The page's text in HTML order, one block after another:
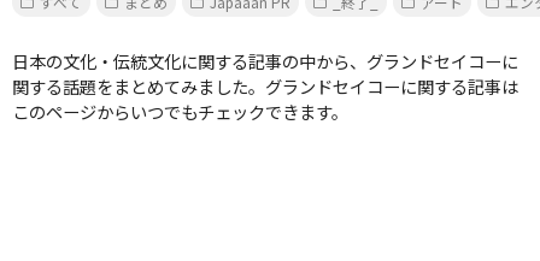
日本の文化・伝統文化に関する記事の中から、グランドセイコーに
関する話題をまとめてみました。グランドセイコーに関する記事は
このページからいつでもチェックできます。